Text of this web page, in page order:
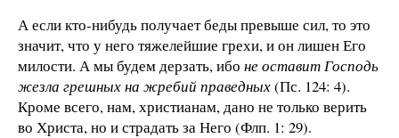
А если кто-нибудь получает беды превыше сил, то это
значит, что у него тяжелейшие грехи, и он лишен Его
милости. А мы будем дерзать, ибо не оставит Господь
жезла грешных на жребий праведных(Пс. 124: 4).
Кроме всего, нам, христианам, дано не только верить
во Христа, но и страдать за Него (Флп. 1: 29).